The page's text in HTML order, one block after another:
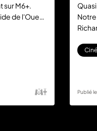
sur M6+.
de l'Ouest
Publié